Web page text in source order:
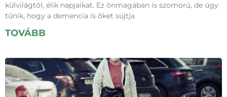
külvilágtól, élik napjaikat. Ez önmagában is szomorú, de úgy
tűnik, hogy a demencia is őket sújtja
TOVÁBB